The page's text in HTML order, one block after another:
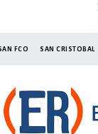
FCO SAN CRISTOBAL